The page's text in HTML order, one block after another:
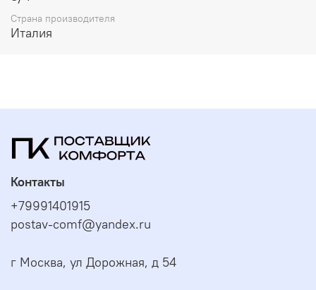
Страна производителя
Италия
Контакты
+79991401915
postav-comf@yandex.ru
г Москва, ул Дорожная, д 54